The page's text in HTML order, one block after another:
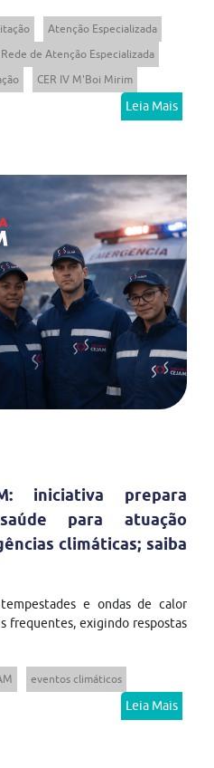
Atenção Especializada
Rede de Atenção Especializada
CER IV M'Boi Mirim
Leia Mais
iniciativa prepara
para atuação
climáticas; saiba
e ondas de calor
frequentes, exigindo respostas
eventos climáticos
Leia Mais